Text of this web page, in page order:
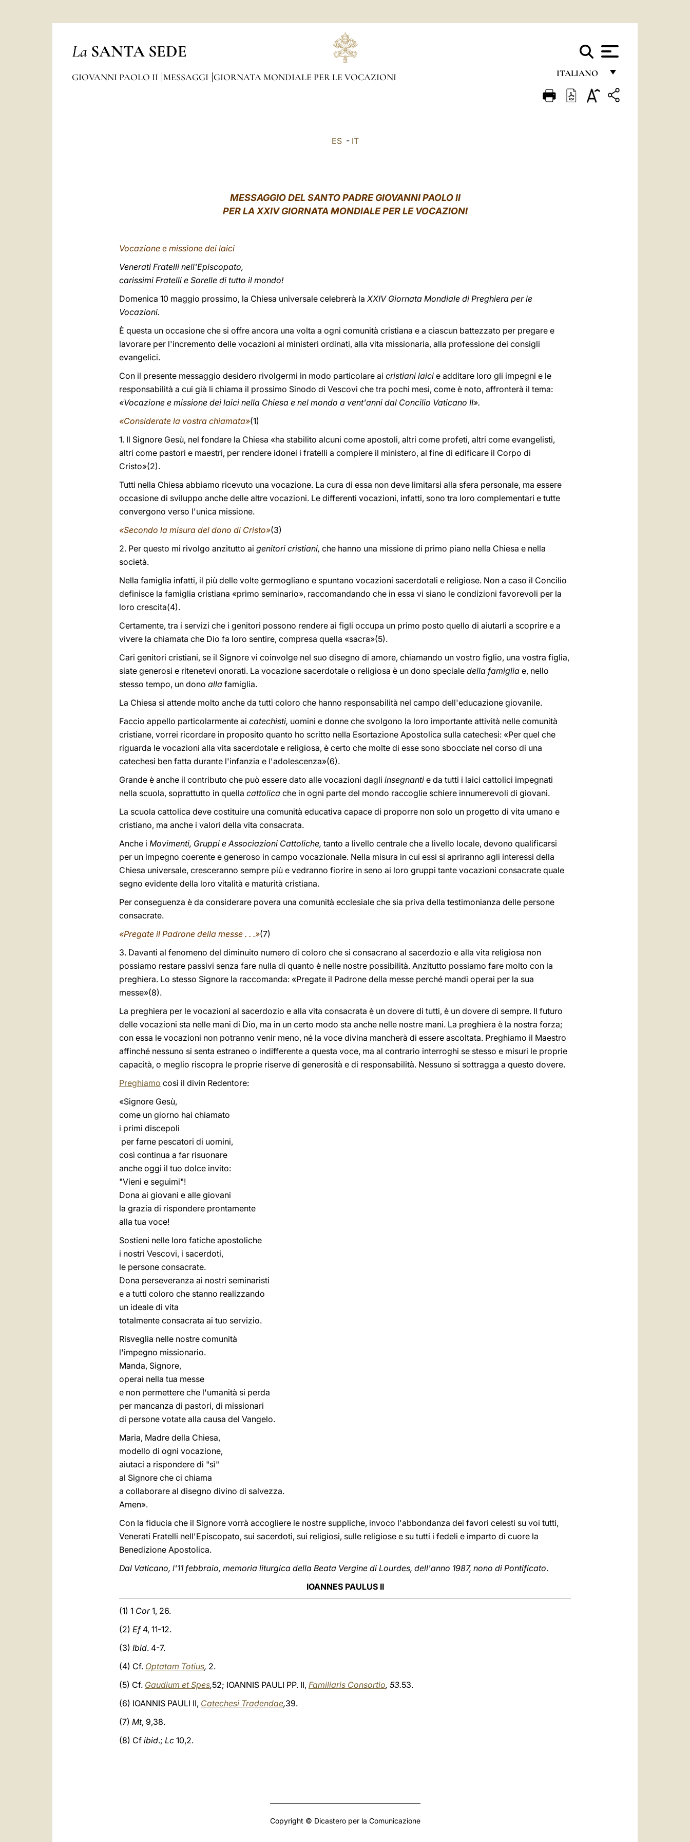
La SANTA SEDE
ITALIANO
FRANÇAIS
GIOVANNI PAOLO II MESSAGGI GIORNATA MONDIALE PER LE VOCAZIONI
ES- IT
MESSAGGIO DEL SANTO PADRE GIOVANNI PAOLO II
PER LA XXIV GIORNATA MONDIALE PER LE VOCAZIONI
Vocazione e missione dei laici
Venerati Fratelli nell'Episcopato,
carissimi Fratelli e Sorelle di tutto il mondo!
Domenica 10 maggio prossimo, la Chiesa universale celebrerà la XXIV Giornata Mondiale di Preghiera per le
Vocazioni.
È questa un occasione che si offre ancora una volta a ogni comunità cristiana e a ciascun battezzato per pregare e
lavorare per l'incremento delle vocazioni ai ministeri ordinati, alla vita missionaria, alla professione dei consigli
evangelici.
Con il presente messaggio desidero rivolgermi in modo particolare ai cristiani laici e additare loro gli impegni e le
responsabilità a cui già li chiama il prossimo Sinodo di Vescovi che tra pochi mesi, come è noto, affronterà il tema:
«Vocazione e missione dei laici nella Chiesa e nel mondo a vent'anni dal Concilio Vaticano II».
«Considerate la vostra chiamata»(1)
1. Il Signore Gesù, nel fondare la Chiesa «ha stabilito alcuni come apostoli, altri come profeti, altri come evangelisti,
altri come pastori e maestri, per rendere idonei i fratelli a compiere il ministero, al fine di edificare il Corpo di
Cristo»(2).
Tutti nella Chiesa abbiamo ricevuto una vocazione. La cura di essa non deve limitarsi alla sfera personale, ma essere
occasione di sviluppo anche delle altre vocazioni. Le differenti vocazioni, infatti, sono tra loro complementari e tutte
convergono verso l'unica missione.
«Secondo la misura del dono di Cristo»(3)
2. Per questo mi rivolgo anzitutto ai genitori cristiani, che hanno una missione di primo piano nella Chiesa e nella
società.
Nella famiglia infatti, il più delle volte germogliano e spuntano vocazioni sacerdotali e religiose. Non a caso il Concilio
definisce la famiglia cristiana «primo seminario», raccomandando che in essa vi siano le condizioni favorevoli per la
loro crescita(4).
Certamente, tra i servizi che i genitori possono rendere ai figli occupa un primo posto quello di aiutarli a scoprire e a
vivere la chiamata che Dio fa loro sentire, compresa quella «sacra»(5).
Cari genitori cristiani, se il Signore vi coinvolge nel suo disegno di amore, chiamando un vostro figlio, una vostra figlia,
siate generosi e ritenetevi onorati. La vocazione sacerdotale o religiosa è un dono speciale della famiglia e, nello
stesso tempo, un dono alla famiglia.
La Chiesa si attende molto anche da tutti coloro che hanno responsabilità nel campo dell'educazione giovanile.
Faccio appello particolarmente ai catechisti, uomini e donne che svolgono la loro importante attività nelle comunità
cristiane, vorrei ricordare in proposito quanto ho scritto nella Esortazione Apostolica sulla catechesi: «Per quel che
riguarda le vocazioni alla vita sacerdotale e religiosa, è certo che molte di esse sono sbocciate nel corso di una
catechesi ben fatta durante l'infanzia e l'adolescenza»(6).
Grande è anche il contributo che può essere dato alle vocazioni dagli insegnanti e da tutti i laici cattolici impegnati
nella scuola, soprattutto in quella cattolica che in ogni parte del mondo raccoglie schiere innumerevoli di giovani.
La scuola cattolica deve costituire una comunità educativa capace di proporre non solo un progetto di vita umano e
cristiano, ma anche i valori della vita consacrata.
Anche i Movimenti, Gruppi e Associazioni Cattoliche, tanto a livello centrale che a livello locale, devono qualificarsi
per un impegno coerente e generoso in campo vocazionale. Nella misura in cui essi si apriranno agli interessi della
Chiesa universale, cresceranno sempre più e vedranno fiorire in seno ai loro gruppi tante vocazioni consacrate quale
segno evidente della loro vitalità e maturità cristiana.
Per conseguenza è da considerare povera una comunità ecclesiale che sia priva della testimonianza delle persone
consacrate.
«Pregate il Padrone della messe . . .»(7)
3. Davanti al fenomeno del diminuito numero di coloro che si consacrano al sacerdozio e alla vita religiosa non
possiamo restare passivi senza fare nulla di quanto è nelle nostre possibilità. Anzitutto possiamo fare molto con la
preghiera. Lo stesso Signore la raccomanda: «Pregate il Padrone della messe perché mandi operai per la sua
messe»(8).
La preghiera per le vocazioni al sacerdozio e alla vita consacrata è un dovere di tutti, è un dovere di sempre. Il futuro
delle vocazioni sta nelle mani di Dio, ma in un certo modo sta anche nelle nostre mani. La preghiera è la nostra forza;
con essa le vocazioni non potranno venir meno, né la voce divina mancherà di essere ascoltata. Preghiamo il Maestro
affinché nessuno si senta estraneo o indifferente a questa voce, ma al contrario interroghi se stesso e misuri le proprie
capacità, o meglio riscopra le proprie riserve di generosità e di responsabilità. Nessuno si sottragga a questo dovere.
Preghiamo così il divin Redentore:
«Signore Gesù,
come un giorno hai chiamato
i primi discepoli
per farne pescatori di uomini,
così continua a far risuonare
anche oggi il tuo dolce invito:
"Vieni e seguimi"!
Dona ai giovani e alle giovani
la grazia di rispondere prontamente
alla tua voce!
Sostieni nelle loro fatiche apostoliche
i nostri Vescovi, i sacerdoti,
le persone consacrate.
Dona perseveranza ai nostri seminaristi
e a tutti coloro che stanno realizzando
un ideale di vita
totalmente consacrata ai tuo servizio.
Risveglia nelle nostre comunità
l'impegno missionario.
Manda, Signore,
operai nella tua messe
e non permettere che l'umanità si perda
per mancanza di pastori, di missionari
di persone votate alla causa del Vangelo.
Maria, Madre della Chiesa,
modello di ogni vocazione,
aiutaci a rispondere di "sì"
al Signore che ci chiama
a collaborare al disegno divino di salvezza.
Amen».
Con la fiducia che il Signore vorrà accogliere le nostre suppliche, invoco l'abbondanza dei favori celesti su voi tutti,
Venerati Fratelli nell'Episcopato, sui sacerdoti, sui religiosi, sulle religiose e su tutti i fedeli e imparto di cuore la
Benedizione Apostolica.
Dal Vaticano, l'11 febbraio, memoria liturgica della Beata Vergine di Lourdes, dell'anno 1987, nono di Pontificato.
IOANNES PAULUS II
(1) 1 Cor1, 26.
(2) Ef4, 11-12.
(3) Ibid. 4-7.
(4) Cf. Optatam Totius, 2.
(5) Cf. Gaudium et Spes,52; IOANNIS PAULI PP. II, Familiaris Consortio, 53.53.
(6) IOANNIS PAULI II, Catechesi Tradendae,39.
(7) Mt, 9,38.
(8) Cf ibid.; Lc 10,2.
Copyright © Dicastero per la Comunicazione